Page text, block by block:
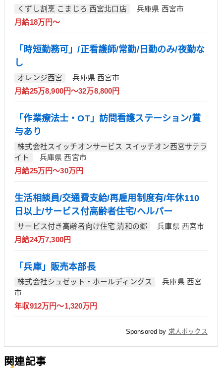
くずし割烹 こまじろ 西宮北口店
兵庫県 西宮市
月給18万円～
「時短勤務可」/正看護師/常勤/日勤のみ/夜勤な
し
オレンジ西宮
兵庫県 西宮市
月給25万8,900円～32万8,800円
「作業療法士・OT」訪問看護ステーション/賞
与あり
株式会社スイッチオンサービス スイッチオン西宮サテラ
イト
兵庫県 西宮市
月給25万円～30万円
生活相談員/交通費支給/再雇用制度有/年休110
日以上/サービス付高齢者住宅/ヘルパー
サービス付き高齢者向け住宅 清和の郷
兵庫県 西宮市
月給24万7,300円
「兵庫」販売本部長
株式会社シュゼット・ホールディングス
兵庫県 西宮
市
年収912万円～1,320万円
Sponsored by 求人ボックス
関連記事